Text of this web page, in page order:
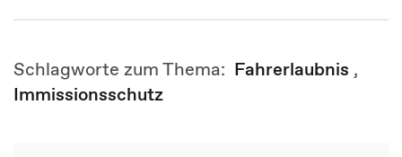
Schlagworte zum Thema: Fahrerlaubnis ,
Immissionsschutz